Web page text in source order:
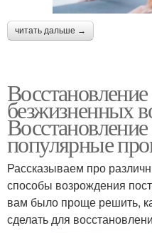
читать дальше →
безжизненных
популярные
Рассказываем про
способы возрождения
вам было проще решить,
сделать для